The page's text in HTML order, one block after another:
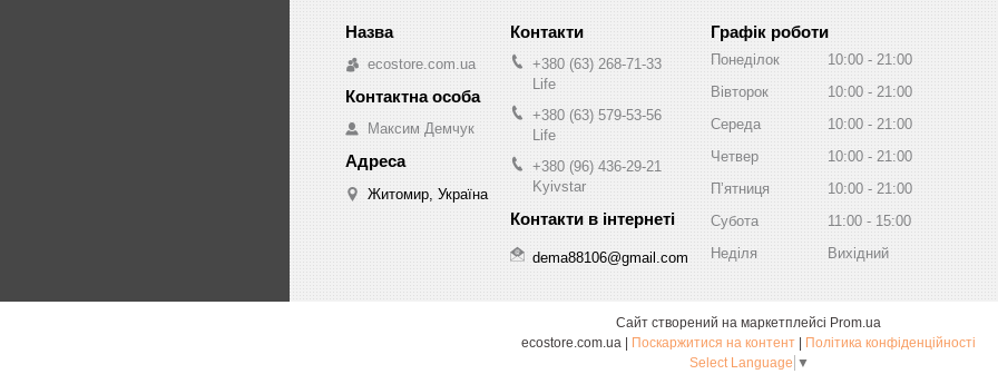
ecostore.com.ua
Максим Демчук
Житомир, Україна
+380 (63) 268-71-33
Life
+380 (63) 579-53-56
Life
+380 (96) 436-29-21
Kyivstar
dema88106@gmail.com
Графік роботи
Понеділок 10:00
21:00
Вівторок
10:00
21:00
Середа
10:00
21:00
Четвер
10:00
21:00
Пʼятниця
10:00
21:00
Субота
11:00
15:00
Неділя
Вихідний
Сайт створений на маркетплейсі Prom.ua
ecostore.com.ua | Поскаржитися на контент | Політика конфіденційності
Select Language ▼